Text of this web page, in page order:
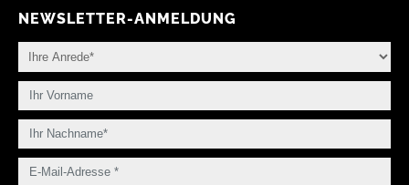
NEWSLETTER-ANMELDUNG